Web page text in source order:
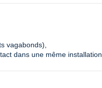
vagabonds),
dans une même installation.